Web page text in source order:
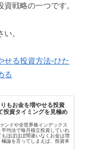
戦略の一つです。
。
せる投資方法‐ひた
る
もお金を増やせる投資
投資タイミングを見極め
ンドや全世界株インデックス
均法で毎月積立投資していれ
ほぼほぼ間違いなくお金は増
論を言ってしまえば、投資本